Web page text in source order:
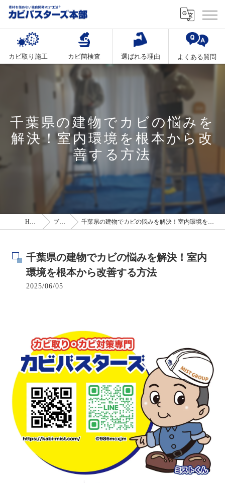
カビ取り施工 カビ菌検査 選ばれる理由 よくある質問
千葉県の建物でカビの悩みを
解決！室内環境を根本から改
善する方法
HOME ブログ 千葉県の建物でカビの悩みを解決！室内環境を根本から改善する方法
千葉県の建物でカビの悩みを解決！室内
環境を根本から改善する方法
2025/06/05